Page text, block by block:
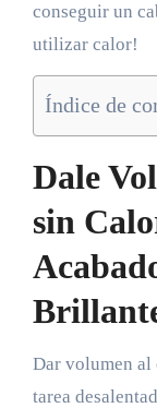
conseguir un
utilizar calor!
Índice de
Dale
sin
Dar volumen al
tarea